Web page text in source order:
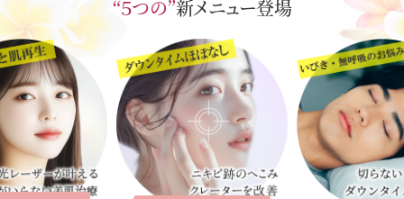
“５つの”新メニュー登場